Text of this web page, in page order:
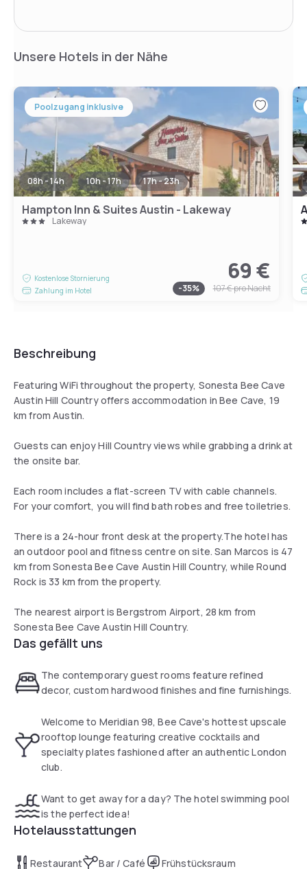
Unsere Hotels in der Nähe
Poolzugang inklusive
08h - 14h 10h - 17h 17h - 23h
Hampton Inn & Suites Austin - Lakeway
Lakeway
Kostenlose Stornierung
Zahlung im Hotel
69 €
-35% 107 €pro Nacht
Beschreibung
Featuring WiFi throughout the property, Sonesta Bee Cave
Austin Hill Country offers accommodation in Bee Cave, 19
km from Austin.
Guests can enjoy Hill Country views while grabbing a drink at
the onsite bar.
Each room includes a flat-screen TV with cable channels.
For your comfort, you will find bath robes and free toiletries.
There is a 24-hour front desk at the property.The hotel has
an outdoor pool and fitness centre on site. San Marcos is 47
km from Sonesta Bee Cave Austin Hill Country, while Round
Rock is 33 km from the property.
The nearest airport is Bergstrom Airport, 28 km from
Sonesta Bee Cave Austin Hill Country.
Das gefällt uns
The contemporary guest rooms feature refined
decor, custom hardwood finishes and fine furnishings.
Welcome to Meridian 98, Bee Cave's hottest upscale
rooftop lounge featuring creative cocktails and
specialty plates fashioned after an authentic London
club.
Want to get away for a day? The hotel swimming pool
is the perfect idea!
Hotelausstattungen
Restaurant Bar / Café Frühstücksraum